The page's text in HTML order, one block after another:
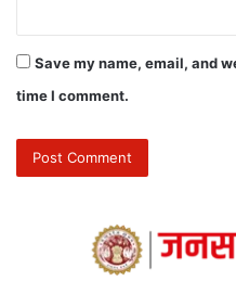
Save my name, email, and
time I comment.